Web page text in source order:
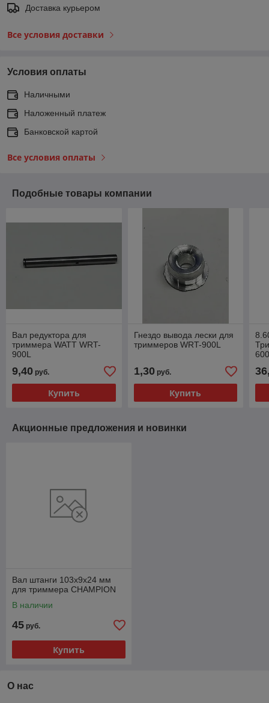
Доставка курьером
Все условия доставки
Условия оплаты
Наличными
Наложенный платеж
Банковской картой
Все условия оплаты
Подобные товары компании
Вал редуктора для
триммера WATT WRT-
900L
9,40 руб.
Купить
Гнездо вывода лески для
триммеров WRT-900L
1,30руб.
Купить
Акционные предложения и новинки
Вал штанги 103x9x24 мм
для триммера CHAMPION
В наличии
45 руб.
Купить
О нас